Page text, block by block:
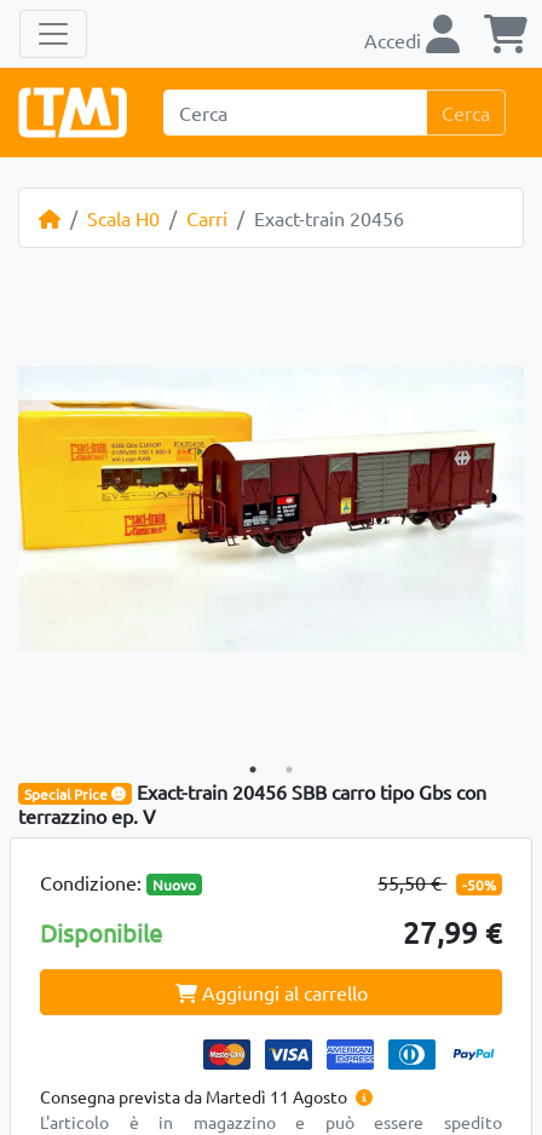
Accedi
Cerca
Scala H0 Carri Exact-train 20456
Special Price
Exact-train 20456 SBB carro tipo Gbs con
terrazzino ep. V
Condizione: Nuovo 55,50 € -50%
Disponibile 27,99 €
Aggiungi al carrello
Consegna prevista da Martedì 11 Agosto
L'articolo è in magazzino e può essere spedito